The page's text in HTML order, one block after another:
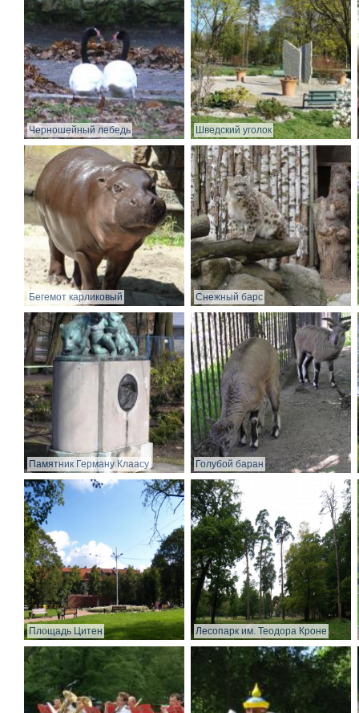
Черношейный лебедь Шведский уголок
Бегемот карликовый Снежный барс
Памятник Герману Клаасу Голубой баран
Площадь Цитен Лесопарк им. Теодора Кроне